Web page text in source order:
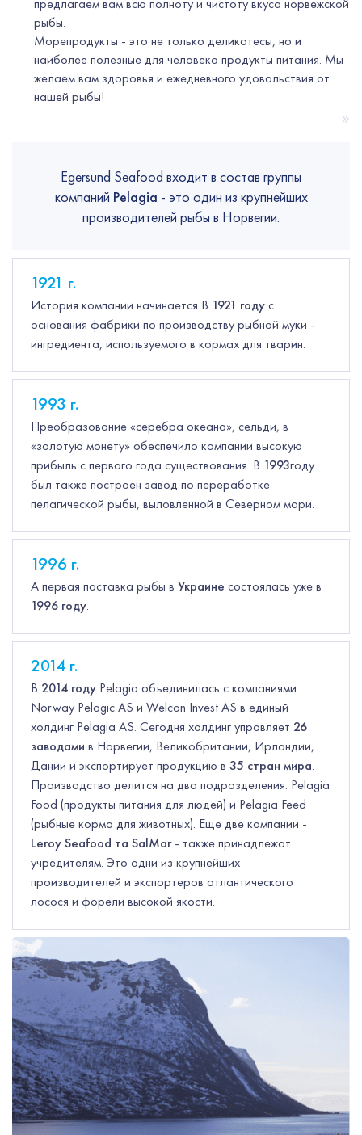
»
предлагаем вам всю полноту и чистоту вкуса норвежской
рыбы.
Морепродукты - это не только деликатесы, но и
наиболее полезные для человека продукты питания. Мы
желаем вам здоровья и ежедневного удовольствия от
нашей рыбы!
Egersund Seafood входит в состав группы
компаний Pelagia - это один из крупнейших
производителей рыбы в Норвегии.
1921 г.
История компании начинается В 1921 году с
основания фабрики по производству рыбной муки -
ингредиента, используемого в кормах для тварин.
1993 г.
Преобразование «серебра океана», сельди, в
«золотую монету» обеспечило компании высокую
прибыль с первого года существования. В 1993году
был также построен завод по переработке
пелагической рыбы, выловленной в Северном мори.
1996 г.
А первая поставка рыбы в Украине состоялась уже в
1996 году.
2014 г.
В 2014 году Pelagia объединилась с компаниями
Norway Pelagic AS и Welcon Invest AS в единый
холдинг Pelagia AS. Сегодня холдинг управляет 26
заводами в Норвегии, Великобритании, Ирландии,
Дании и экспортирует продукцию в 35 стран мира.
Производство делится на два подразделения: Pelagia
Food (продукты питания для людей) и Pelagia Feed
(рыбные корма для животных). Еще две компании -
Leroy Seafood та SalMar- также принадлежат
учредителям. Это одни из крупнейших
производителей и экспортеров атлантического
лосося и форели высокой якости.